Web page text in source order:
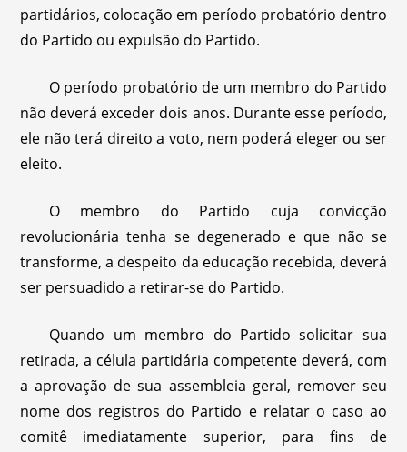
partidários, colocação em período probatório dentro
do Partido ou expulsão do Partido.
O período probatório de um membro do Partido
não deverá exceder dois anos. Durante esse período,
ele não terá direito a voto, nem poderá eleger ou ser
eleito.
O membro do Partido cuja convicção
revolucionária tenha se degenerado e que não se
transforme, a despeito da educação recebida, deverá
ser persuadido a retirar-se do Partido.
Quando um membro do Partido solicitar sua
retirada, a célula partidária competente deverá, com
a aprovação de sua assembleia geral, remover seu
nome dos registros do Partido e relatar o caso ao
comitê imediatamente superior, para fins de